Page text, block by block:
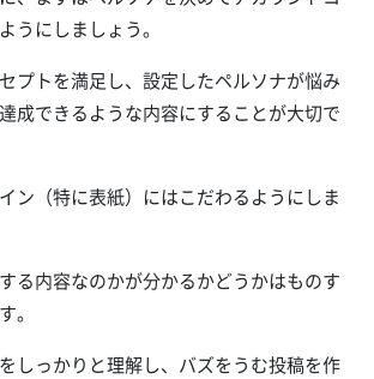
うにしましょう。
プトを満足し、設定したペルソナが悩み
成できるような内容にすることが大切で
ン（特に表紙）にはこだわるようにしま
る内容なのかが分かるかどうかはものす
。
しっかりと理解し、バズをうむ投稿を作